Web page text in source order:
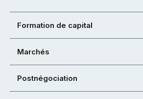
Formation de capital
Marchés
Postnégociation